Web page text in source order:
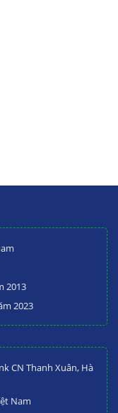
2013
2023
CN Thanh Xuân, Hà
Nam